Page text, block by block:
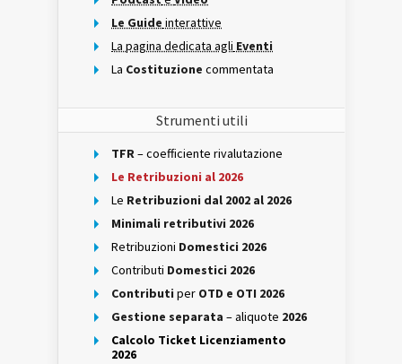
Le Guide interattive
La pagina dedicata agli Eventi
La Costituzione commentata
Strumenti utili
TFR– coefficiente rivalutazione
Le Retribuzioni al 2026
Le Retribuzioni dal 2002 al 2026
Minimali retributivi 2026
Retribuzioni Domestici 2026
Contributi Domestici 2026
Contributi per OTD e OTI 2026
Gestione separata – aliquote 2026
Calcolo Ticket Licenziamento
2026